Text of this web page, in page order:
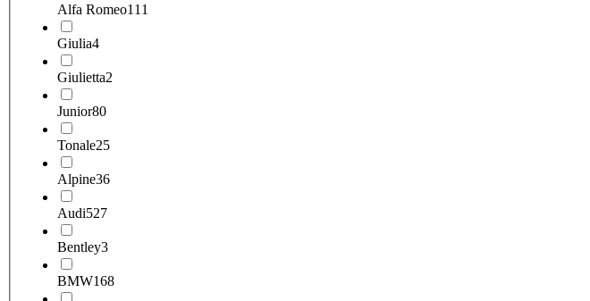
Alfa Romeo111
Giulia4
Giulietta2
Junior80
Tonale25
Alpine36
Audi527
Bentley3
BMW168